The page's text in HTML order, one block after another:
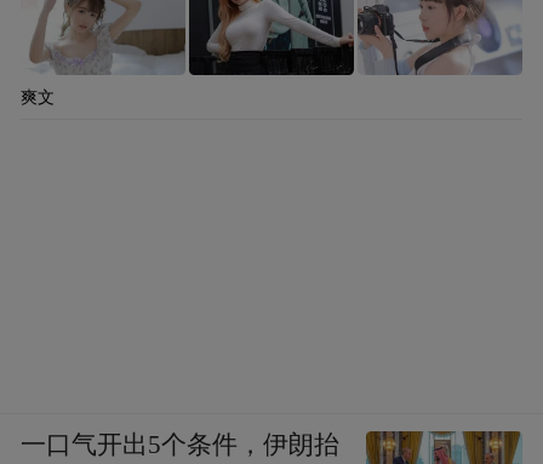
爽文
一口气开出5个条件，伊朗抬